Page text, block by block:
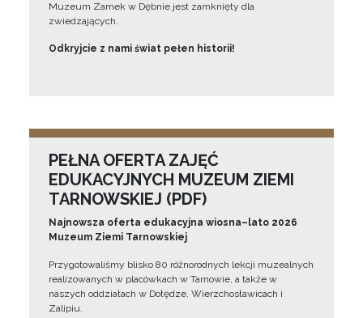
Muzeum Zamek w Dębnie jest zamknięty dla
zwiedzających.
Odkryjcie z nami świat pełen historii!
PEŁNA OFERTA ZAJĘĆ
EDUKACYJNYCH MUZEUM ZIEMI
TARNOWSKIEJ (PDF)
Najnowsza oferta edukacyjna wiosna–lato 2026
Muzeum Ziemi Tarnowskiej
Przygotowaliśmy blisko 80 różnorodnych lekcji muzealnych
realizowanych w placówkach w Tarnowie, a także w
naszych oddziałach w Dołędze, Wierzchosławicach i
Zalipiu.